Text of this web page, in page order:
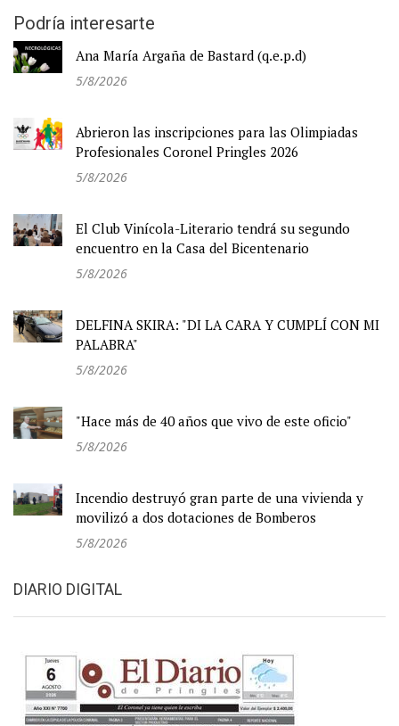
Podría interesarte
Ana María Argaña de Bastard (q.e.p.d)
5/8/2026
Abrieron las inscripciones para las Olimpiadas
Profesionales Coronel Pringles 2026
5/8/2026
El Club Vinícola-Literario tendrá su segundo
encuentro en la Casa del Bicentenario
5/8/2026
DELFINA SKIRA: "DI LA CARA Y CUMPLÍ CON MI
PALABRA"
5/8/2026
"Hace más de 40 años que vivo de este oficio"
5/8/2026
Incendio destruyó gran parte de una vivienda y
movilizó a dos dotaciones de Bomberos
5/8/2026
DIARIO DIGITAL